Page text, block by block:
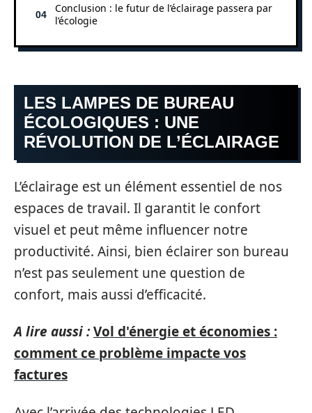
Conclusion : le futur de l’éclairage passera par
l’écologie
LES LAMPES DE BUREAU
ÉCOLOGIQUES : UNE
RÉVOLUTION DE L’ÉCLAIRAGE
L’éclairage est un élément essentiel de nos
espaces de travail. Il garantit le confort
visuel et peut même influencer notre
productivité. Ainsi, bien éclairer son bureau
n’est pas seulement une question de
confort, mais aussi d’efficacité.
A lire aussi :Vol d'énergie et économies :
comment ce problème impacte vos
factures